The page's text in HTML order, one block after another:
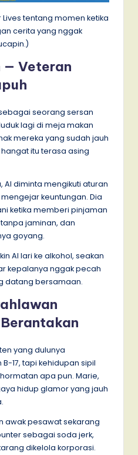
Lives tentang momen ketika
cerita yang nggak
— Veteran
seorang sersan
lagi di meja makan
mereka yang sudah jauh
itu terasa asing
Al diminta mengikuti aturan
keuntungan. Dia
ketika memberi pinjaman
jaminan, dan
goyang.
Al lari ke alkohol, seakan
kepalanya nggak pecah
datang bersamaan.
yang dulunya
17, tapi kehidupan sipil
apa pun. Marie,
hidup glamor yang jauh
awak pesawat sekarang
sebagai soda jerk,
dikelola korporasi.